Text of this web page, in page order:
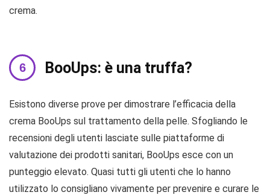
crema.
BooUps: è una truffa?
Esistono diverse prove per dimostrare l’efficacia della
crema BooUps sul trattamento della pelle. Sfogliando le
recensioni degli utenti lasciate sulle piattaforme di
valutazione dei prodotti sanitari, BooUps esce con un
punteggio elevato. Quasi tutti gli utenti che lo hanno
utilizzato lo consigliano vivamente per prevenire e curare le